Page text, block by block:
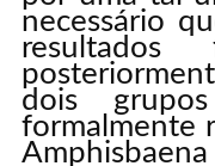
necessário
resultados
dois
formalmente